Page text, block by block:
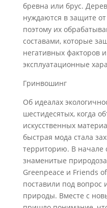
бревна или брус.
нуждаются в защите
поэтому их
составами, которые
негативных факторов
эксплуатационные
Гринвошинг
Об идеалах
шестидесятых, когда
искусственных
быстрая мода стала
территорию. В начале
знаменитые
Greenpeace и Friends
поставили под вопрос
природы. Вместе с